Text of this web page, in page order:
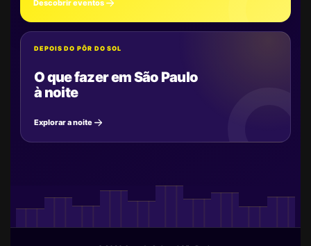
Descobrir eventos
DEPOIS DO PÔR DO SOL
O que fazer em São Paulo
à noite
Explorar a noite